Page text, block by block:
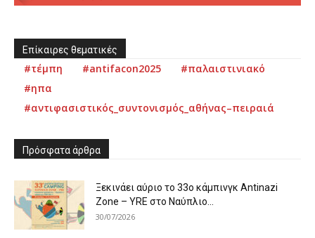
Επίκαιρες θεματικές
#τέμπη #antifacon2025
#παλαιστινιακό
#ηπα
#αντιφασιστικός_συντονισμός_αθήνας–πειραιά
Πρόσφατα άρθρα
Ξεκινάει αύριο το 33ο κάμπινγκ Antinazi
Zone – YRE στο Ναύπλιο...
30/07/2026